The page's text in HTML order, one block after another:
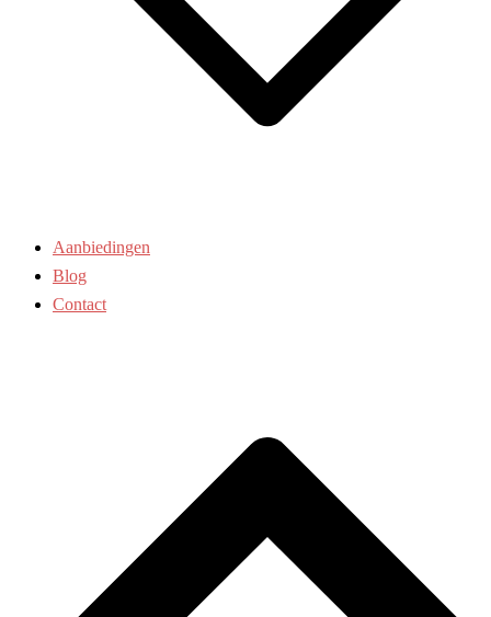
Aanbiedingen
Blog
Contact